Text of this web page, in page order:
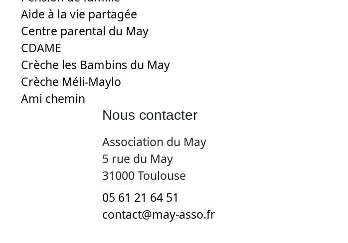
Aide à la vie partagée
Centre parental du May
CDAME
Crèche les Bambins du May
Crèche Méli-Maylo
Ami chemin
Nous contacter
Association du May
5 rue du May
31000 Toulouse
05 61 21 64 51
contact@may-asso.fr